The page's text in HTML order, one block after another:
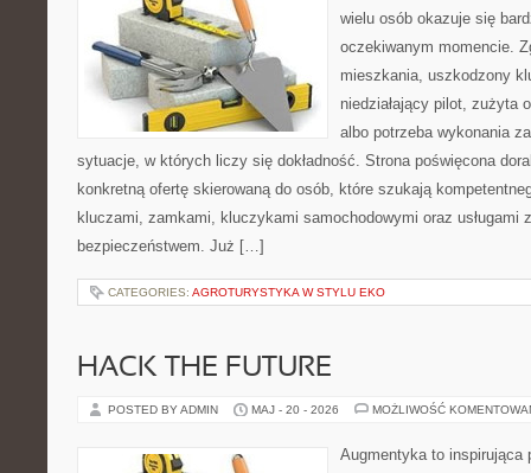
wielu osób okazuje się
oczekiwanym momencie.
mieszkania, uszkodzony
niedziałający pilot, zużyta
albo potrzeba wykonania
sytuacje, w których liczy się dokładność. Strona poświęcona
konkretną ofertę skierowaną do osób, które szukają
kluczami, zamkami, kluczykami samochodowymi oraz usługami
bezpieczeństwem. Już […]
CATEGORIES: AGROTURYSTYKA W STYLU EKO
HACK THE FUTURE
POSTED BY ADMIN MAJ - 20 - 2026 MOŻLIWOŚĆ
Augmentyka to inspirująca